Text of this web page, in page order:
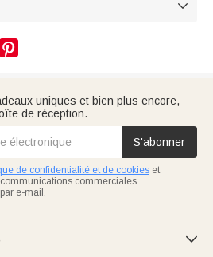


uniques et bien plus encore,
de réception.
S'abonner
de confidentialité et de cookies et
commerciales
e-mail.
